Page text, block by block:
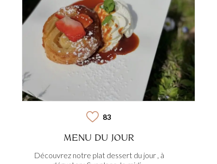
83
MENU DU JOUR
Découvrez notre plat dessert du jour , à